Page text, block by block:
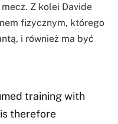
Z kolei Davide
fizycznym, którego
i również ma być
training with
therefore